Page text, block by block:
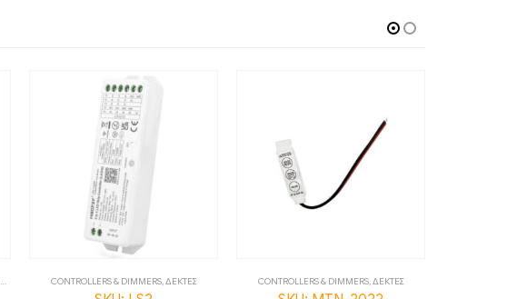
CONTROLLERS & DIMMERS,ΔΕΚΤΕΣ CONTROLLERS & DIMMERS,ΔΕΚΤΕΣ